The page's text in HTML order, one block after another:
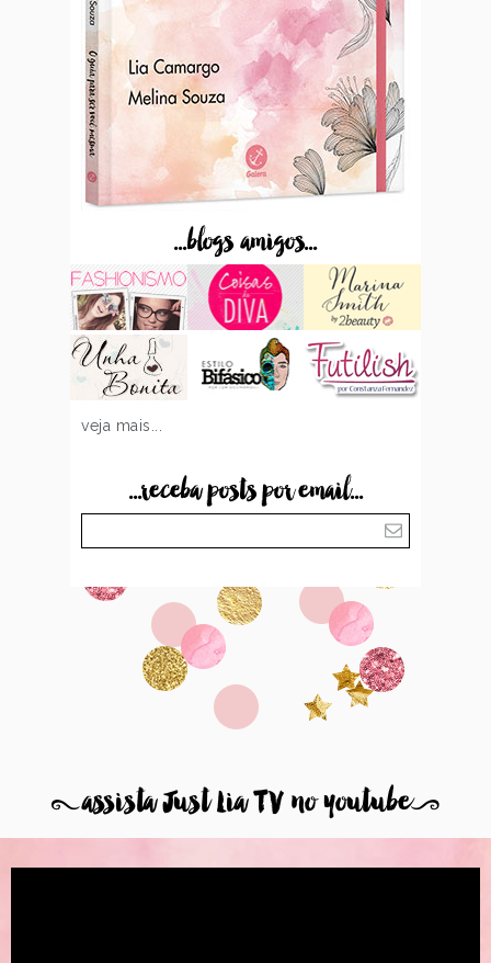
...blogs amigos...
veja mais...
...receba posts por email...
8assista Just Lia TV no youtube9